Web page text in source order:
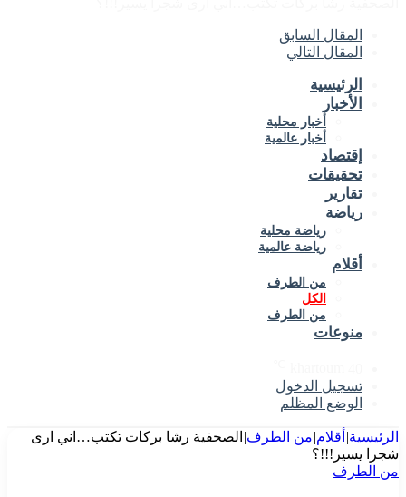
المقال السابق
المقال التالي
الرئيسية
الأخبار
أخبار محلية
أخبار عالمية
إقتصاد
تحقيقات
تقارير
رياضة
رياضة محلية
رياضة عالمية
أقلام
من الطرف
الكل
من الطرف
منوعات
تسجيل الدخول
الوضع المظلم
الرئيسية| أقلام|من الطرف| الصحفية رشا بركات تكتب…اني ارى
شجرا يسير!!!؟
من الطرف